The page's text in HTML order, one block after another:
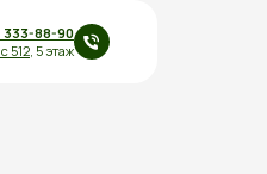
333-88-90
512, 5 этаж